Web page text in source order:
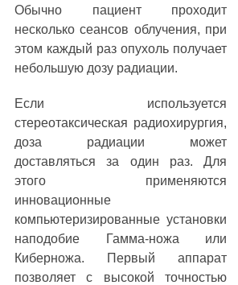
Обычно пациент проходит
несколько сеансов облучения, при
этом каждый раз опухоль получает
небольшую дозу радиации.
Если используется
стереотаксическая радиохирургия,
доза радиации может
доставляться за один раз. Для
этого применяются
инновационные
компьютеризированные установки
наподобие Гамма-ножа или
Киберножа. Первый аппарат
позволяет с высокой точностью